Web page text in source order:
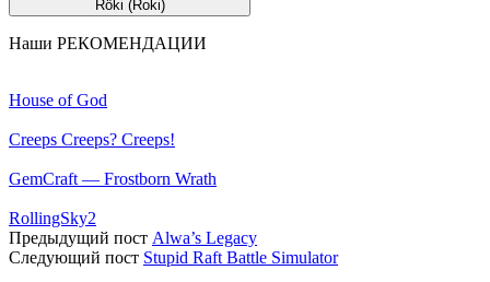
Röki (Roki)
Наши РЕКОМЕНДАЦИИ
House of God
Creeps Creeps? Creeps!
GemCraft — Frostborn Wrath
RollingSky2
Предыдущий пост Alwa’s Legacy
Следующий пост Stupid Raft Battle Simulator